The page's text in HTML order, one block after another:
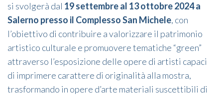
si svolgerà dal 19 settembre al 13 ottobre 2024 a
Salerno presso il Complesso San Michele, con
l’obiettivo di contribuire a valorizzare il patrimonio
artistico culturale e promuovere tematiche “green”
attraverso l’esposizione delle opere di artisti capaci
di imprimere carattere di originalità alla mostra,
trasformando in opere d’arte materiali suscettibili di